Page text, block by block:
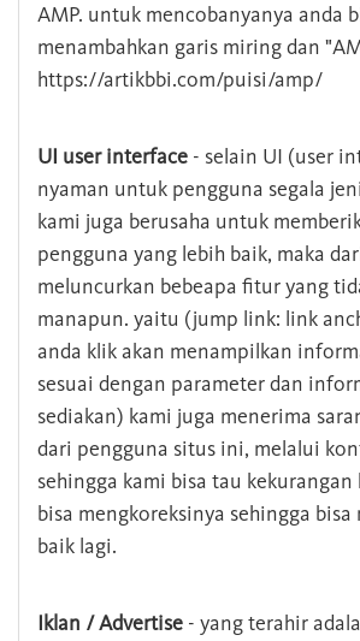
AMP. untuk mencobanyanya anda
menambahkan garis miring dan
https://artikbbi.com/puisi/amp/
UI user interface - selain UI (user
nyaman untuk pengguna segala
kami juga berusaha untuk
pengguna yang lebih baik, maka
meluncurkan bebeapa fitur yang
manapun. yaitu (jump link: link
anda klik akan menampilkan
sesuai dengan parameter dan
sediakan) kami juga menerima
dari pengguna situs ini, melalui
sehingga kami bisa tau kekurangan
bisa mengkoreksinya sehingga
baik lagi.
Iklan / Advertise - yang terahir